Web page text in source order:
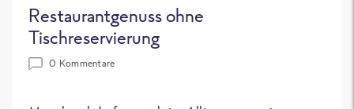
Restaurantgenuss ohne
Tischreservierung
0 Kommentare